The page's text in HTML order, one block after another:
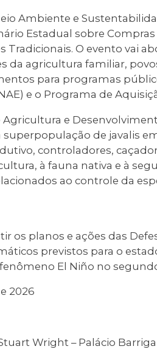
Ambiente e
Estadual sobre
Tradicionais. O evento vai
da agricultura familiar,
para programas
e o Programa de
Agricultura e
de javalis
controladores,
à fauna nativa e à
ao controle da
os planos e ações das
previstos para o
El Niño no
2026
Wright – Palácio